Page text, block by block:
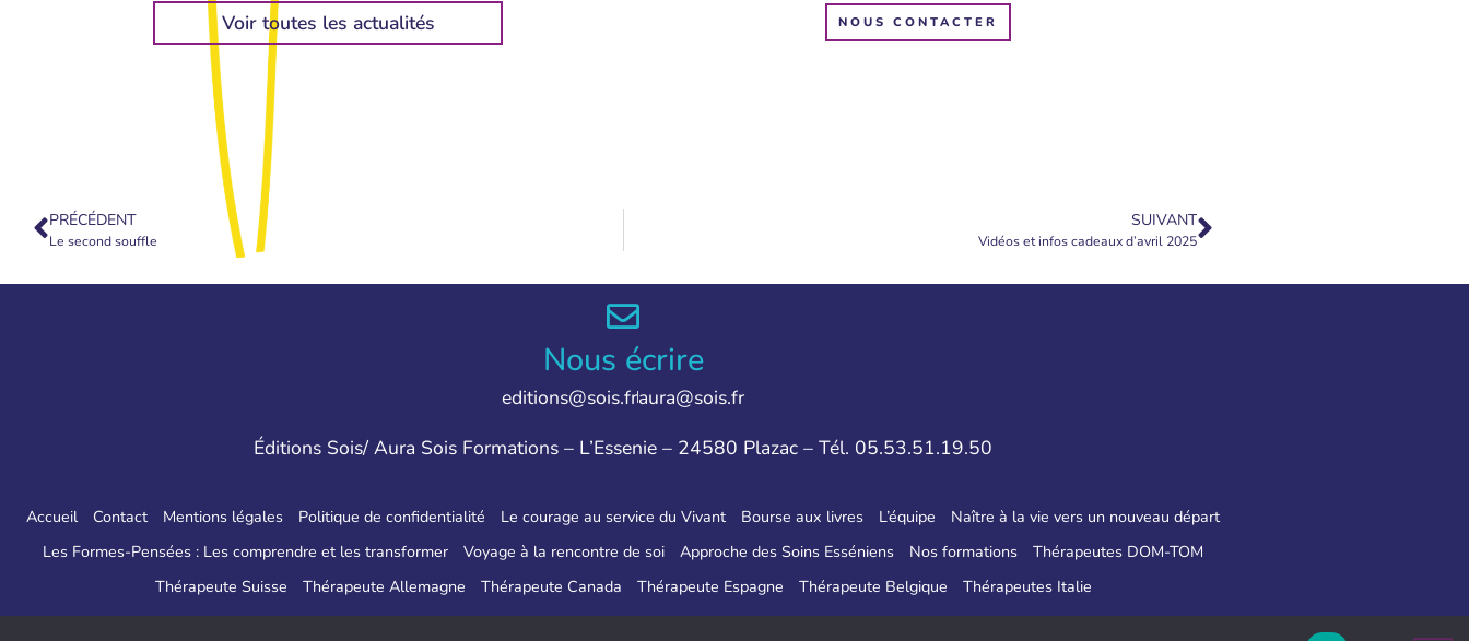
Voir toutes les actualités NOUS CONTACTER
PRÉCÉDENT
Le second souffle
SUIVANT
Vidéos et infos cadeaux d’avril 2025
Nous écrire
editions@sois.fraura@sois.fr
Éditions Sois/ Aura Sois Formations – L’Essenie – 24580 Plazac – Tél. 05.53.51.19.50
Accueil Contact Mentions légales Politique de confidentialité Le courage au service du Vivant Bourse aux livres L’équipe
Naître à la vie vers un nouveau départ
Les Formes-Pensées : Les comprendre et les transformer
Voyage à la rencontre de soi Approche des Soins Esséniens Nos formations
Thérapeutes DOM-TOM
Thérapeute Suisse
Thérapeute Allemagne Thérapeute Canada Thérapeute Espagne Thérapeute Belgique Thérapeutes Italie